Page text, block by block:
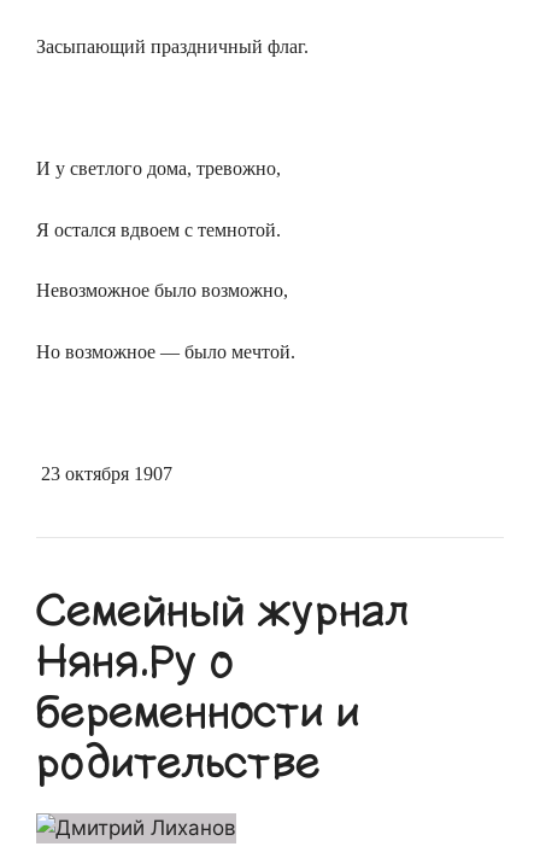
Засыпающий праздничный флаг.
И у светлого дома, тревожно,
Я остался вдвоем с темнотой.
Невозможное было возможно,
Но возможное — было мечтой.
23 октября 1907
Семейный журнал
Няня.Ру о
беременности и
родительстве